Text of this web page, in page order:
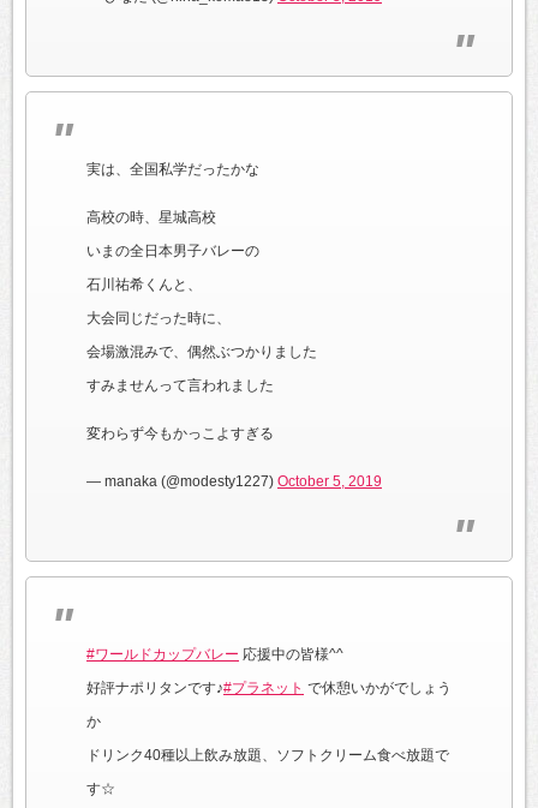
実は、全国私学だったかな
高校の時、星城高校
いまの全日本男子バレーの
石川祐希くんと、
大会同じだった時に、
会場激混みで、偶然ぶつかりました
すみませんって言われました
変わらず今もかっこよすぎる
— manaka (@modesty1227) October 5, 2019
#ワールドカップバレー 応援中の皆様^^
好評ナポリタンです♪#プラネット で休憩いかがでしょう
か
ドリンク40種以上飲み放題、ソフトクリーム食べ放題で
す☆